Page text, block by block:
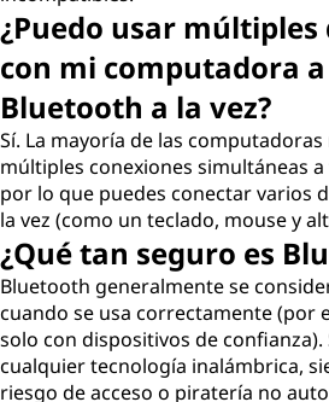
¿Puedo usar
con mi computadora
Bluetooth a la vez?
Sí. La mayoría de las
múltiples conexiones simultáneas
por lo que puedes conectar varios
la vez (como un teclado, mouse y
¿Qué tan seguro es
Bluetooth generalmente se
cuando se usa correctamente (por
solo con dispositivos de
cualquier tecnología inalámbrica,
riesgo de acceso o piratería no